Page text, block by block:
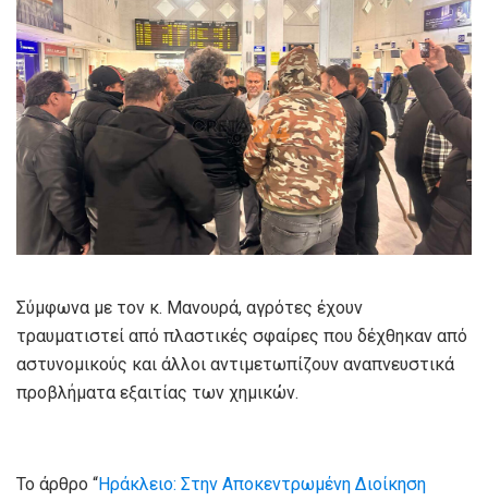
Σύμφωνα με τον κ. Μανουρά, αγρότες έχουν
τραυματιστεί από πλαστικές σφαίρες που δέχθηκαν από
αστυνομικούς και άλλοι αντιμετωπίζουν αναπνευστικά
προβλήματα εξαιτίας των χημικών.
Το άρθρο “Ηράκλειο: Στην Αποκεντρωμένη Διοίκηση